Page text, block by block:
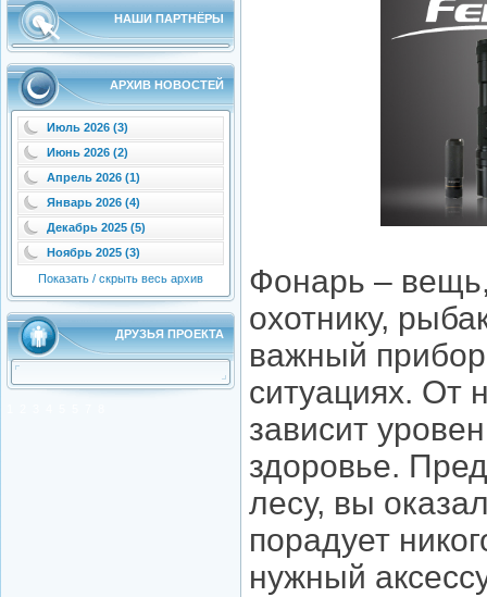
НАШИ ПАРТНЁРЫ
АРХИВ НОВОСТЕЙ
Июль 2026 (3)
Июнь 2026 (2)
Апрель 2026 (1)
Январь 2026 (4)
Декабрь 2025 (5)
Ноябрь 2025 (3)
Показать / скрыть весь архив
ДРУЗЬЯ ПРОЕКТА
Фонарь –
охотнику,
важный
ситуациях. От
зависит
здоровье.
лесу, вы
порадует
нужный